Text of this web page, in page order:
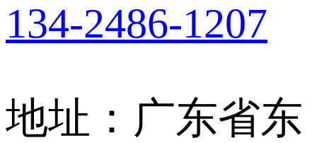
134-2486-1207
地址：广东省东